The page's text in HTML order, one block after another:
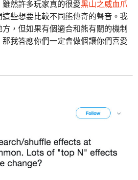
然許多玩家真的很愛黑山之威血爪
這些想要比較不同熊傳奇的聲音。我
，但如果有個適合和熊有關的機制
我答應你們一定會做個讓你們喜愛